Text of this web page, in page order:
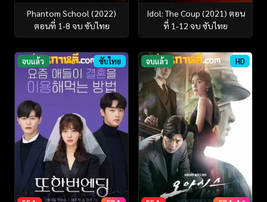
Phantom School (2022)
ตอนที่ 1-8 จบ ซับไทย
Idol: The Coup (2021) ตอน
ที่ 1-12 จบ ซับไทย
จบแล้ว ซับไทย จบแล้ว HD